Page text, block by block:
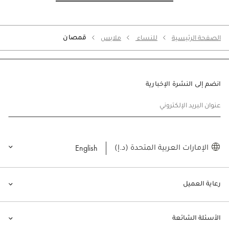
الصفحة الرئيسية للنساء ملابس قمصان
رعاية العميل
الأسئلة الشائعة
انضم إلى النشرة الإخبارية
عنوان البريد الإلكتروني
الإمارات العربية المتحدة (د.إ) English